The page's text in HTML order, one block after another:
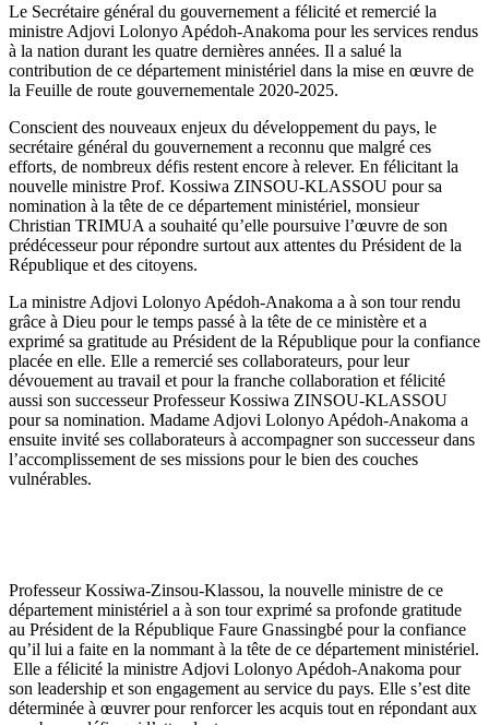
Le Secrétaire général du gouvernement a félicité et remercié la
ministre Adjovi Lolonyo Apédoh-Anakoma pour les services rendus
à la nation durant les quatre dernières années. Il a salué la
contribution de ce département ministériel dans la mise en œuvre de
la Feuille de route gouvernementale 2020-2025.
Conscient des nouveaux enjeux du développement du pays, le
secrétaire général du gouvernement a reconnu que malgré ces
efforts, de nombreux défis restent encore à relever. En félicitant la
nouvelle ministre Prof. Kossiwa ZINSOU-KLASSOU pour sa
nomination à la tête de ce département ministériel, monsieur
Christian TRIMUA a souhaité qu’elle poursuive l’œuvre de son
prédécesseur pour répondre surtout aux attentes du Président de la
République et des citoyens.
La ministre Adjovi Lolonyo Apédoh-Anakoma a à son tour rendu
grâce à Dieu pour le temps passé à la tête de ce ministère et a
exprimé sa gratitude au Président de la République pour la confiance
placée en elle. Elle a remercié ses collaborateurs, pour leur
dévouement au travail et pour la franche collaboration et félicité
aussi son successeur Professeur Kossiwa ZINSOU-KLASSOU
pour sa nomination. Madame Adjovi Lolonyo Apédoh-Anakoma a
ensuite invité ses collaborateurs à accompagner son successeur dans
l’accomplissement de ses missions pour le bien des couches
vulnérables.
Professeur Kossiwa-Zinsou-Klassou, la nouvelle ministre de ce
département ministériel a à son tour exprimé sa profonde gratitude
au Président de la République Faure Gnassingbé pour la confiance
qu’il lui a faite en la nommant à la tête de ce département ministériel.
Elle a félicité la ministre Adjovi Lolonyo Apédoh-Anakoma pour
son leadership et son engagement au service du pays. Elle s’est dite
déterminée à œuvrer pour renforcer les acquis tout en répondant aux